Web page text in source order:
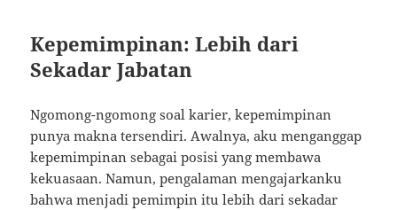
Kepemimpinan: Lebih dari
Sekadar Jabatan
Ngomong-ngomong soal karier, kepemimpinan
punya makna tersendiri. Awalnya, aku menganggap
kepemimpinan sebagai posisi yang membawa
kekuasaan. Namun, pengalaman mengajarkanku
bahwa menjadi pemimpin itu lebih dari sekadar